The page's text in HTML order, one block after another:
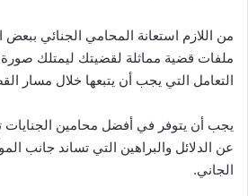
من اللازم استعانة المحامي الجنائي
ملفات قضية مماثلة لقضيتك ليمتلك
التعامل التي يجب أن يتبعها خلال مسار
يجب أن يتوفر في أفضل محامين الجنايات
عن الدلائل والبراهين التي تساند جانب
الجاني.